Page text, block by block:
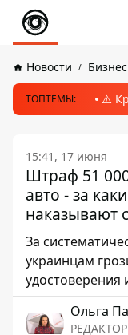
Новости Бизнес
ТОПТЕМЫ: ⚠️
15:41, 17 июня
Штраф 51
авто - за
наказывают
За
украинцам
удостоверения
Ольга
РЕДАКТОР